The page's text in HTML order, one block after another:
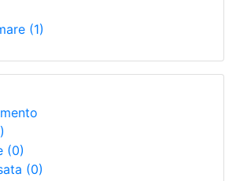
(1)
(0)
(0)